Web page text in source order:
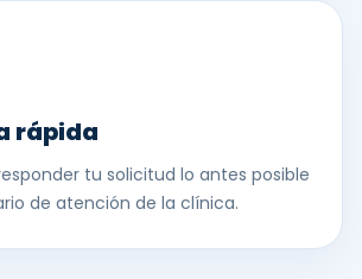
rápida
tu solicitud lo antes posible
de atención de la clínica.